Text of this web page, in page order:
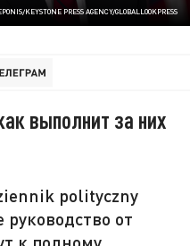
KEYSTONE PRESS AGENCY/GLOBALLOOKPRESS
выполнит за них
polityczny
руководство от
к полному